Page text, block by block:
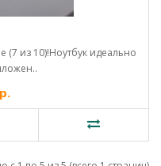
из 10)!Ноутбук идеально